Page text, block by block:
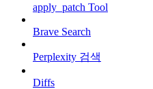
apply_patch Tool
Brave Search
Perplexity 검색
Diffs